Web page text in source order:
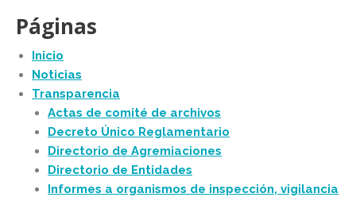
Páginas
Inicio
Noticias
Transparencia
Actas de comité de archivos
Decreto Único Reglamentario
Directorio de Agremiaciones
Directorio de Entidades
Informes a organismos de inspección, vigilancia